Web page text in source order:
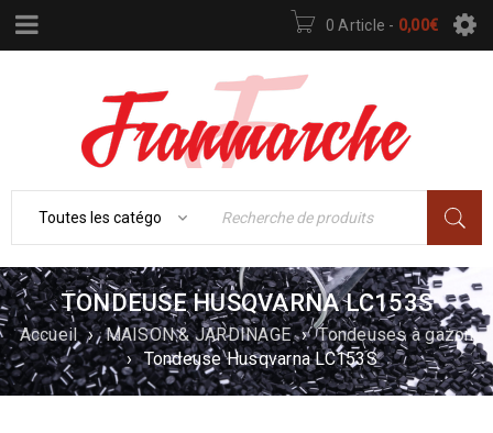
0 Article - 0,00€
TONDEUSE HUSQVARNA LC153S
Accueil › MAISON & JARDINAGE › Tondeuses à gazon
› Tondeuse Husqvarna LC153S